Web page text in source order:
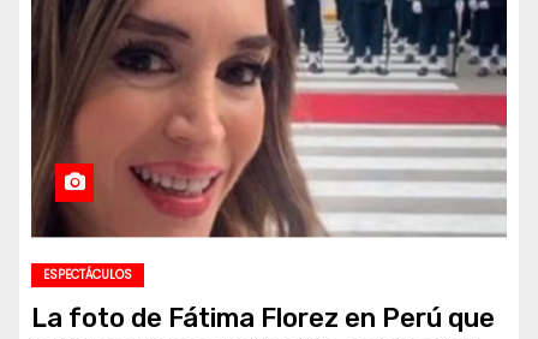
ESPECTÁCULOS
La foto de Fátima Florez en Perú que